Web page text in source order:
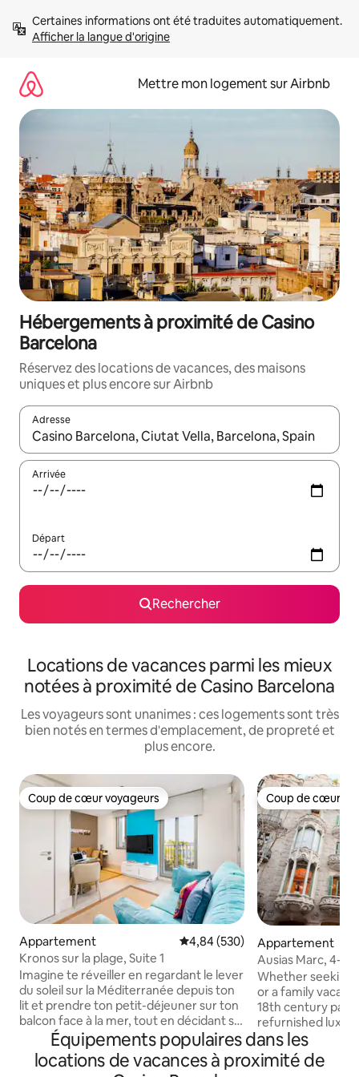
directement
Afficher la langue d'origine
Mettre mon logement sur Airbnb
Hébergements à proximité de Casino
Barcelona
Réservez des locations de vacances, des maisons
uniques et plus encore sur Airbnb
Adresse
Lorsque les résultats s'affichent, utilisez les flèches vers le
Arrivée
Départ
Rechercher
Locations de vacances parmi les mieux
notées à proximité de Casino Barcelona
Les voyageurs sont unanimes : ces logements sont très
bien notés en termes d'emplacement, de propreté et
plus encore.
Coup de cœur voyageurs
Coup de cœur voyageurs
Appartement Évaluation moyenne sur la
4,84 (530)
Kronos sur la plage, Suite 1
Imagine te réveiller en regardant le lever
du soleil sur la Méditerranée depuis ton
lit et prendre ton petit-déjeuner sur ton
balcon face à la mer, tout en décidant si
tu vas passer la journée à la plage ou à
découvrir la ville. Voici ton appartement :
ascenseur avec entrée directe. Élégant,
Coup de cœur
Coup de cœur
Appartement
Ausias Marc, 4-
patrimoine -
Whether seeking
or a family
18th century
refurnished
new penthouse
Barcelona. The elevator reaches the
third floor and a
Équipements populaires dans les
locations de vacances à proximité de